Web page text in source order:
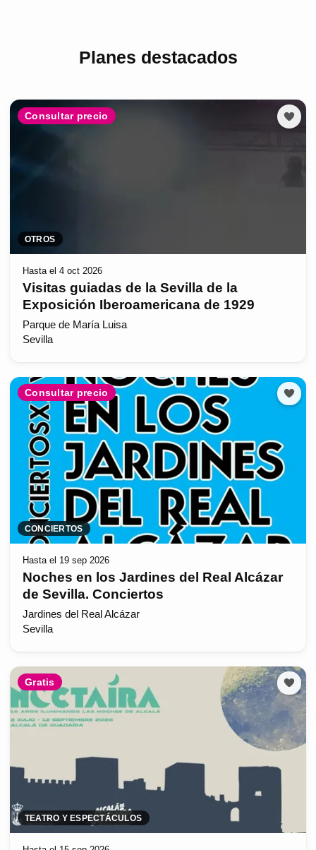
Planes destacados
Consultar precio
OTROS
Hasta el 4 oct 2026
Visitas guiadas de la Sevilla de la
Exposición Iberoamericana de 1929
Parque de María Luisa
Sevilla
Consultar precio
CONCIERTOS
Hasta el 19 sep 2026
Noches en los Jardines del Real Alcázar
de Sevilla. Conciertos
Jardines del Real Alcázar
Sevilla
Gratis
TEATRO Y ESPECTÁCULOS